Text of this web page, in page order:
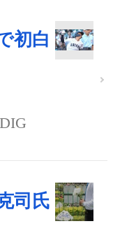
初白
司氏